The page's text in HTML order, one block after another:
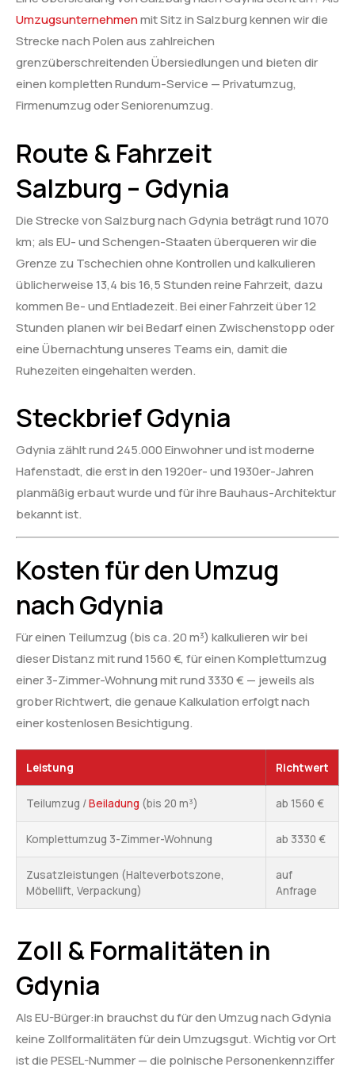
Umzugsunternehmenmit Sitz in Salzburg kennen wir die
Strecke nach Polen aus zahlreichen
grenzüberschreitenden Übersiedlungen und bieten dir
einen kompletten Rundum-Service — Privatumzug,
Firmenumzug oder Seniorenumzug.
Route & Fahrzeit
Salzburg – Gdynia
Die Strecke von Salzburg nach Gdynia beträgt rund 1070
km; als EU- und Schengen-Staaten überqueren wir die
Grenze zu Tschechien ohne Kontrollen und kalkulieren
üblicherweise 13,4 bis 16,5 Stunden reine Fahrzeit, dazu
kommen Be- und Entladezeit. Bei einer Fahrzeit über 12
Stunden planen wir bei Bedarf einen Zwischenstopp oder
eine Übernachtung unseres Teams ein, damit die
Ruhezeiten eingehalten werden.
Steckbrief Gdynia
Gdynia zählt rund 245.000 Einwohner und ist moderne
Hafenstadt, die erst in den 1920er- und 1930er-Jahren
planmäßig erbaut wurde und für ihre Bauhaus-Architektur
bekannt ist.
Kosten für den Umzug
nach Gdynia
Für einen Teilumzug (bis ca. 20 m³) kalkulieren wir bei
dieser Distanz mit rund 1560 €, für einen Komplettumzug
einer 3-Zimmer-Wohnung mit rund 3330 € — jeweils als
grober Richtwert, die genaue Kalkulation erfolgt nach
einer kostenlosen Besichtigung.
Leistung Richtwert
Teilumzug /Beiladung (bis 20 m³) ab 1560 €
Komplettumzug 3-Zimmer-Wohnung ab 3330 €
Zusatzleistungen (Halteverbotszone,
Möbellift, Verpackung)
auf
Anfrage
Zoll & Formalitäten in
Gdynia
Als EU-Bürger:in brauchst du für den Umzug nach Gdynia
keine Zollformalitäten für dein Umzugsgut. Wichtig vor Ort
ist die PESEL-Nummer — die polnische Personenkennziffer